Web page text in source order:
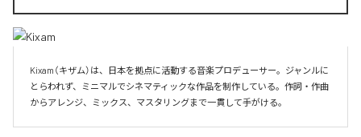
Kixam（キザム）は、日本を拠点に活動する音楽プロデューサー。ジャンルに
とらわれず、ミニマルでシネマティックな作品を制作している。作詞・作曲
からアレンジ、ミックス、マスタリングまで一貫して手がける。